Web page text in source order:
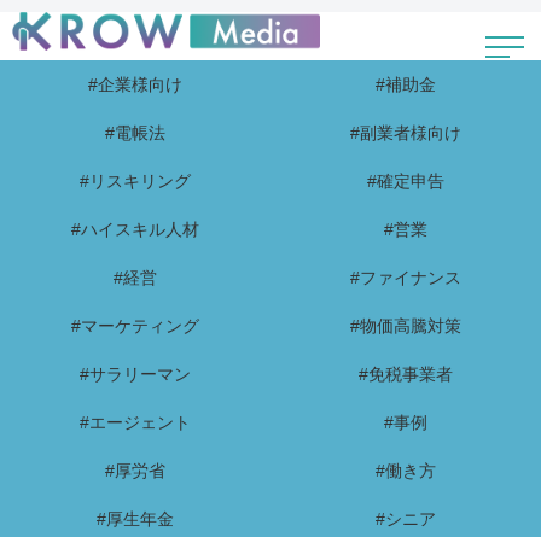
#企業様向け #補助金
#電帳法 #副業者様向け
#リスキリング #確定申告
#ハイスキル人材 #営業
#経営 #ファイナンス
#マーケティング #物価高騰対策
#サラリーマン #免税事業者
#エージェント #事例
#厚労省 #働き方
#厚生年金 #シニア